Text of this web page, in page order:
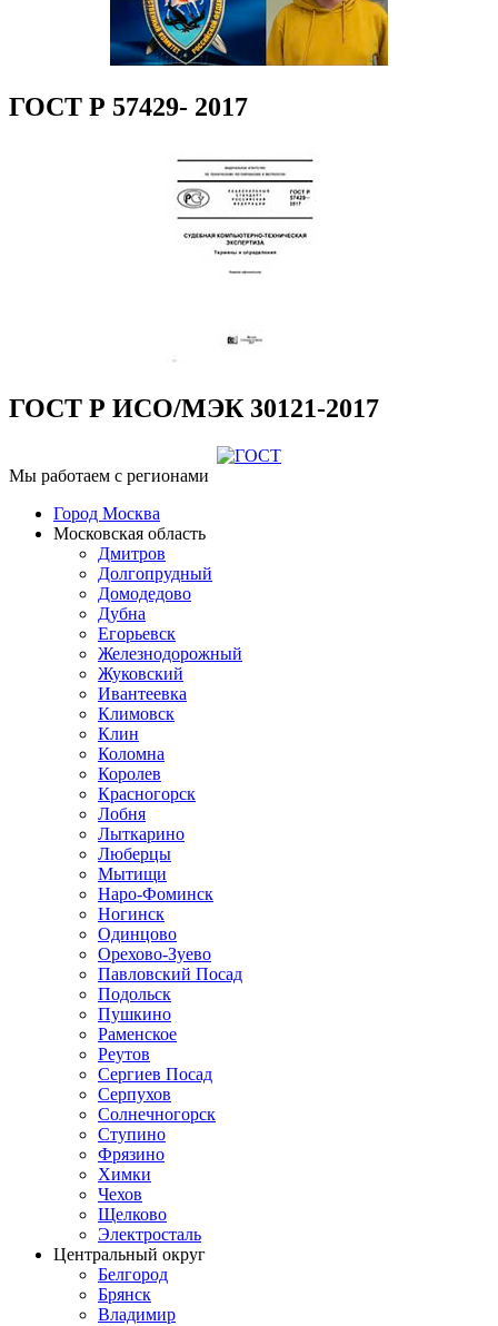
ГОСТ Р 57429- 2017
ГОСТ Р ИСО/МЭК 30121-2017
Мы работаем с регионами
Город Москва
Московская область
Дмитров
Долгопрудный
Домодедово
Дубна
Егорьевск
Железнодорожный
Жуковский
Ивантеевка
Климовск
Клин
Коломна
Королев
Красногорск
Лобня
Лыткарино
Люберцы
Мытищи
Наро-Фоминск
Ногинск
Одинцово
Орехово-Зуево
Павловский Посад
Подольск
Пушкино
Раменское
Реутов
Сергиев Посад
Серпухов
Солнечногорск
Ступино
Фрязино
Химки
Чехов
Щелково
Электросталь
Центральный округ
Белгород
Брянск
Владимир